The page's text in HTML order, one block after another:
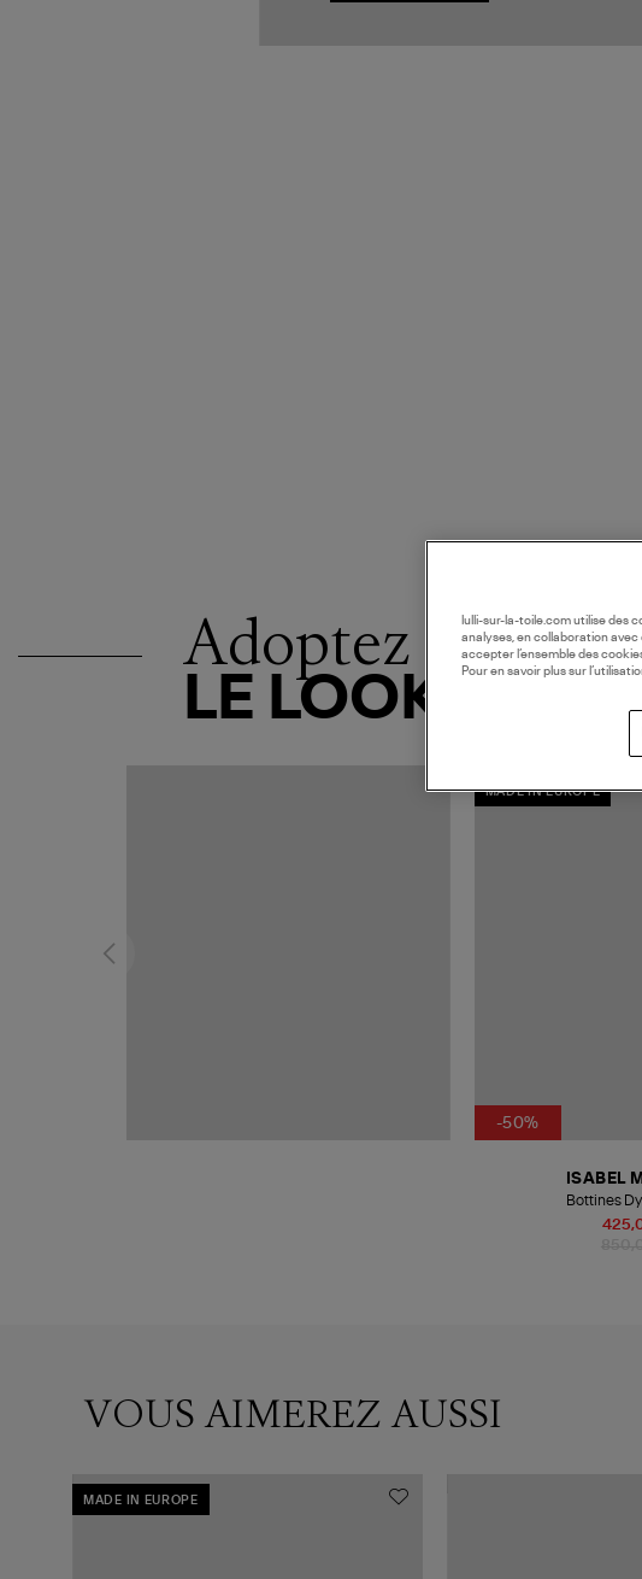
Adoptez
LE LOOK
MADE IN EUROPE
-50%
ISABEL
Bottines
VOUS AIMEREZ AUSSI
MADE IN EUROPE
lulli-sur-la-toile.com utilise des
analyses, en collaboration avec
accepter l’ensemble des
Pour en savoir plus sur